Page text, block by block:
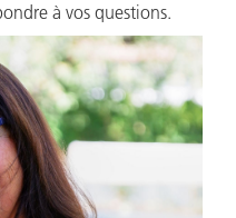
à vos questions.